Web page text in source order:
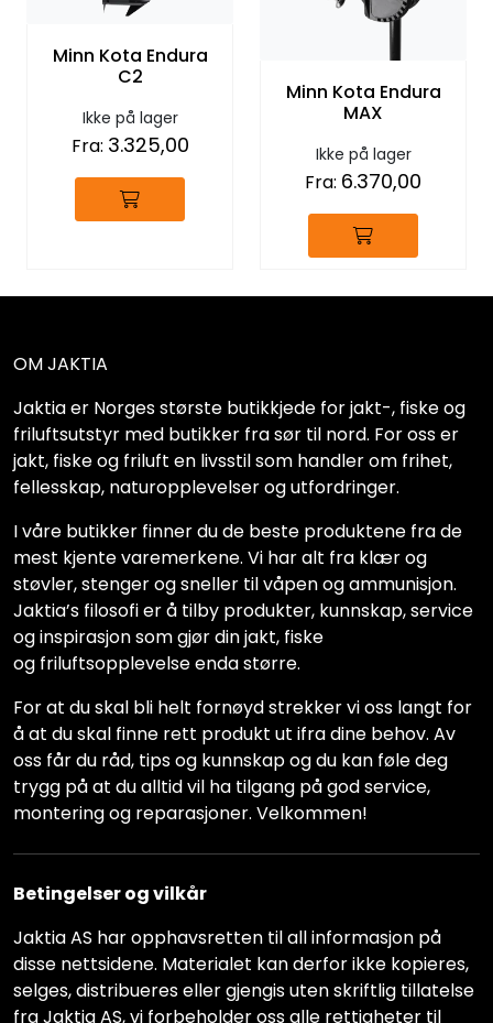
Minn Kota Endura
C2
Ikke på lager
Fra: 3.325,00
Minn Kota Endura
MAX
Ikke på lager
Fra: 6.370,00
OM JAKTIA
Jaktia er Norges største butikkjede for jakt-, fiske og
friluftsutstyr med butikker fra sør til nord. For oss er
jakt, fiske og friluft en livsstil som handler om frihet,
fellesskap, naturopplevelser og utfordringer.
I våre butikker finner du de beste produktene fra de
mest kjente varemerkene. Vi har alt fra klær og
støvler, stenger og sneller til våpen og ammunisjon.
Jaktia’s filosofi er å tilby produkter, kunnskap, service
og inspirasjon som gjør din jakt, fiske
og friluftsopplevelse enda større.
For at du skal bli helt fornøyd strekker vi oss langt for
å at du skal finne rett produkt ut ifra dine behov. Av
oss får du råd, tips og kunnskap og du kan føle deg
trygg på at du alltid vil ha tilgang på god service,
montering og reparasjoner. Velkommen!
Betingelser og vilkår
Jaktia AS har opphavsretten til all informasjon på
disse nettsidene. Materialet kan derfor ikke kopieres,
selges, distribueres eller gjengis uten skriftlig tillatelse
fra Jaktia AS, vi forbeholder oss alle rettigheter til